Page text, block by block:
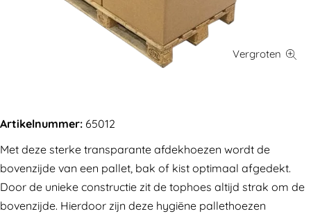
Artikelnummer: 65012
Met deze sterke transparante afdekhoezen wordt de
bovenzijde van een pallet, bak of kist optimaal afgedekt.
Door de unieke constructie zit de tophoes altijd strak om de
bovenzijde. Hierdoor zijn deze hygiëne pallethoezen